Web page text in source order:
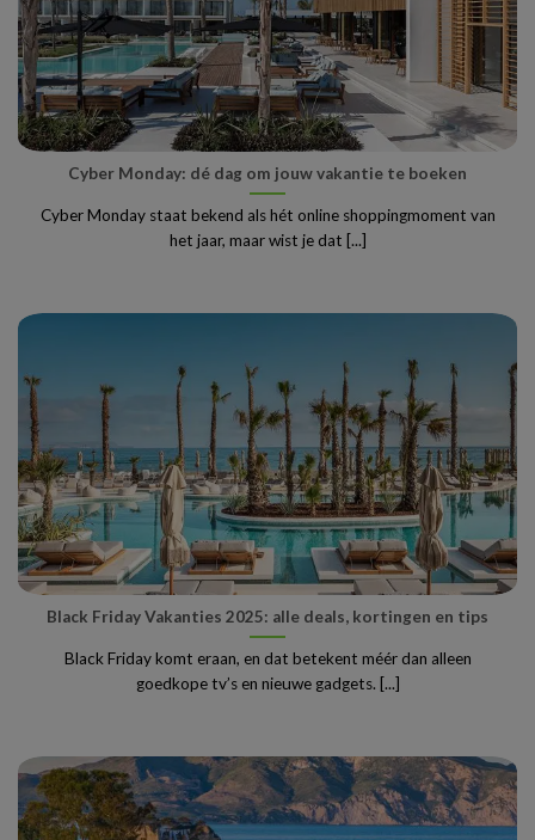
Cyber Monday: dé dag om jouw vakantie te boeken
Cyber Monday staat bekend als hét online shoppingmoment van
het jaar, maar wist je dat [...]
Black Friday Vakanties 2025: alle deals, kortingen en tips
Black Friday komt eraan, en dat betekent méér dan alleen
goedkope tv’s en nieuwe gadgets. [...]